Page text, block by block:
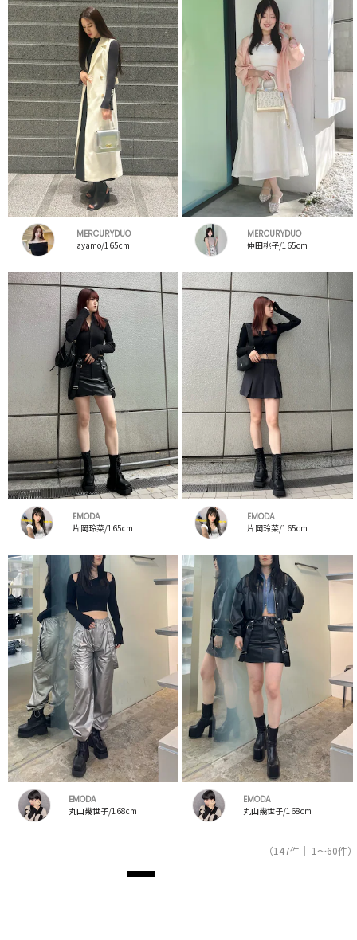
MERCURYDUO
ayamo/165cm
MERCURYDUO
仲田桃子/165cm
EMODA
片岡玲菜/165cm
EMODA
片岡玲菜/165cm
EMODA
丸山幾世子/168cm
EMODA
丸山幾世子/168cm
（147件｜ 1～60件）